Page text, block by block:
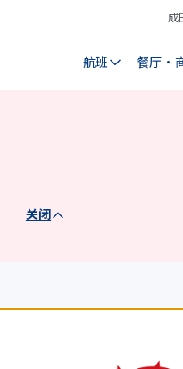
成
气
天
航班 餐厅・
关闭